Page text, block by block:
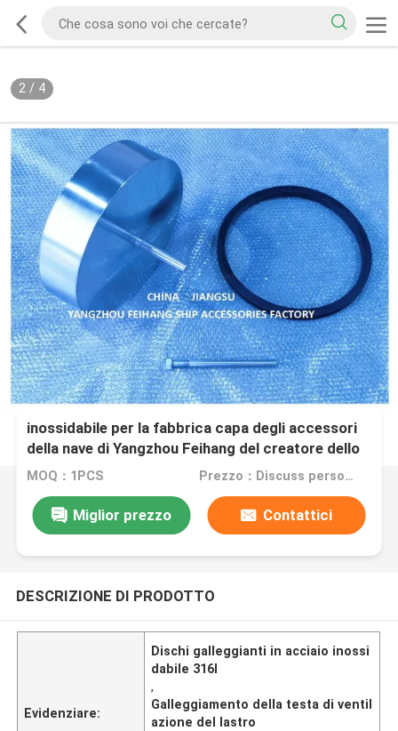
2/ 4
Disco di galleggiamento 316l di acciaio
inossidabile per la fabbrica capa degli accessori
della nave di Yangzhou Feihang del creatore dello
sfiato della zavorra
MOQ：1PCS Prezzo：Discuss personally
Miglior prezzo Contattici
DESCRIZIONE DI PRODOTTO
Evidenziare:
Dischi galleggianti in acciaio inossi
dabile 316l
,
Galleggiamento della testa di ventil
azione del lastro